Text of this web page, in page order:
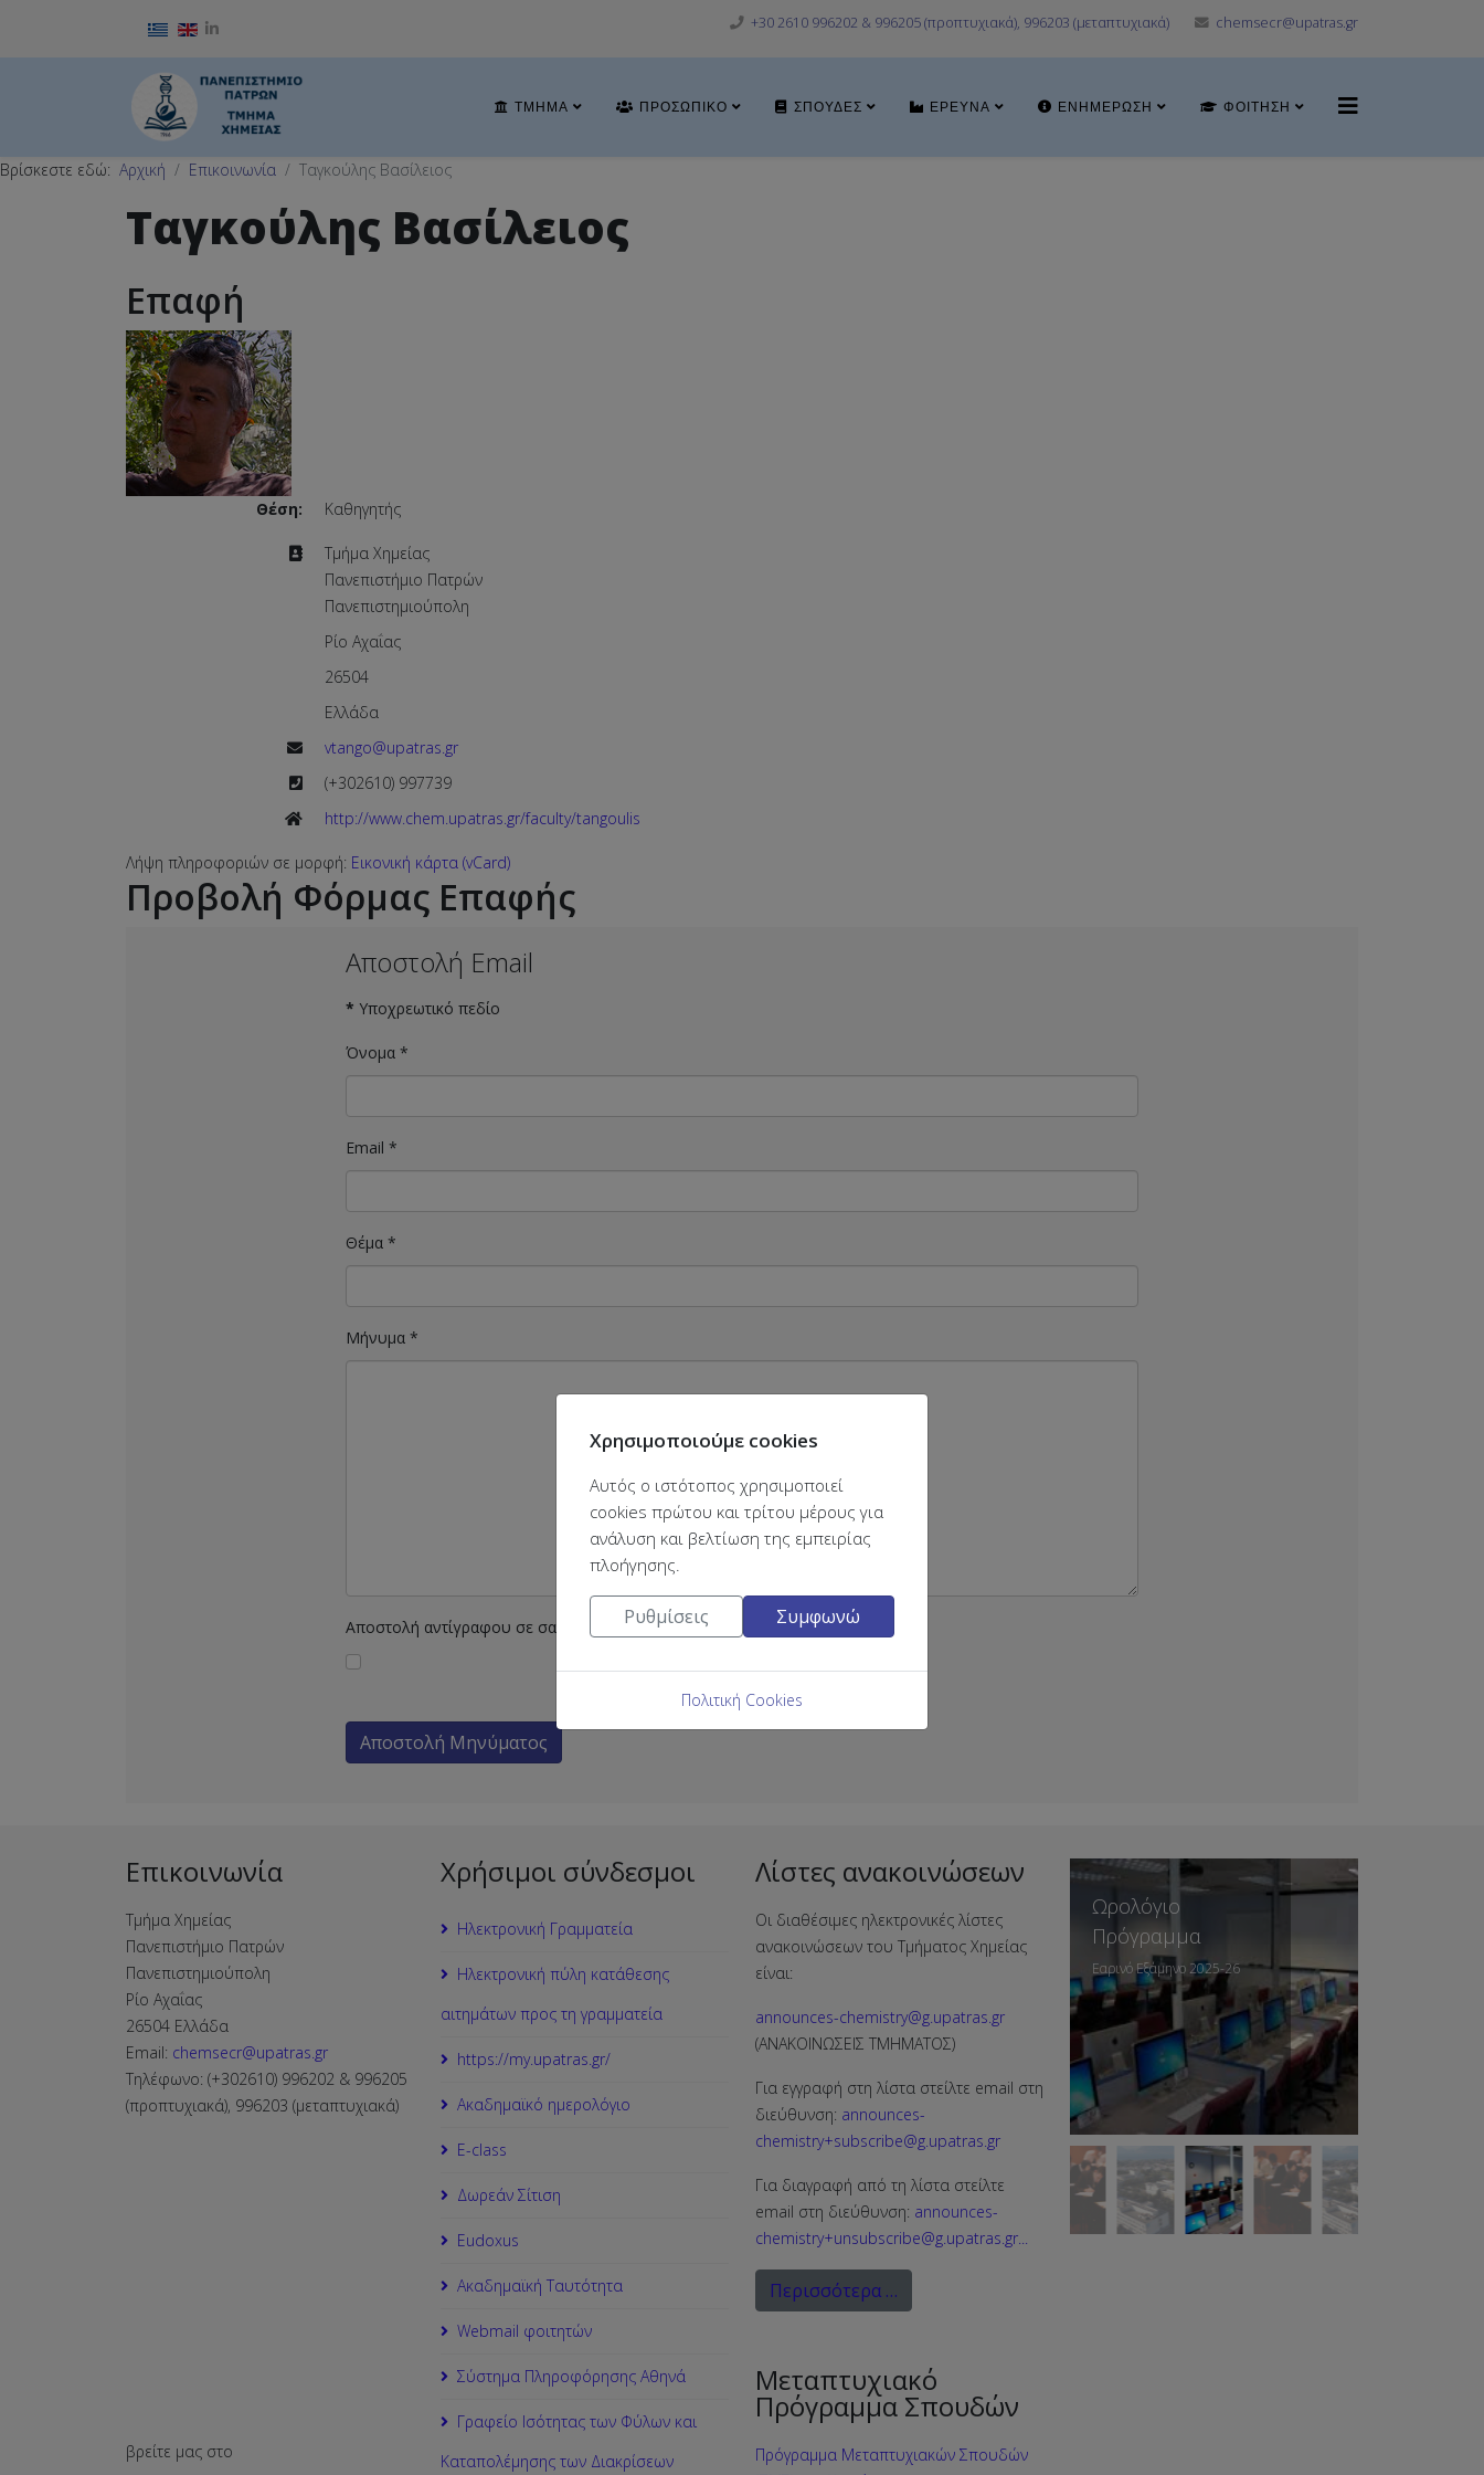
Επιλέξτε τη γλώσσα σας +30 2610 996202 & 996205 (προπτυχιακά), 996203 (μεταπτυχιακά) chemsecr@upatras.gr
ΤΜΉΜΑ ΠΡΟΣΩΠΙΚΌ ΣΠΟΥΔΈΣ ΈΡΕΥΝΑ ΕΝΗΜΈΡΩΣΗ ΦΟΊΤΗΣΗ
Βρίσκεστε εδώ: Αρχική Επικοινωνία Ταγκούλης Βασίλειος
Ταγκούλης Βασίλειος
Επαφή
Θέση: Καθηγητής
Διεύθυνση:
Τμήμα Χημείας
Πανεπιστήμιο Πατρών
Πανεπιστημιούπολη
Ρίο Αχαΐας
26504
Ελλάδα
Email:vtango@upatras.gr
Τηλέφωνο:
(+302610) 997739
Ιστότοπος:
http://www.chem.upatras.gr/faculty/tangoulis
Λήψη πληροφοριών σε μορφή: Εικονική κάρτα (vCard)
Προβολή Φόρμας Επαφής
Αποστολή Email
* Υποχρεωτικό πεδίο
Όνομα *
Email *
Θέμα *
Μήνυμα *
Αποστολή αντίγραφου σε σας
Αποστολή Μηνύματος
Επικοινωνία
Τμήμα Χημείας
Πανεπιστήμιο Πατρών
Πανεπιστημιούπολη
Ρίο Αχαΐας
26504 Ελλάδα
Email: chemsecr@upatras.gr
Τηλέφωνο: (+302610) 996202 & 996205
(προπτυχιακά), 996203 (μεταπτυχιακά)
βρείτε μας στο
Χρήσιμοι σύνδεσμοι
Ηλεκτρονική Γραμματεία
Ηλεκτρονική πύλη κατάθεσης
αιτημάτων προς τη γραμματεία
https://my.upatras.gr/
Ακαδημαϊκό ημερολόγιο
Ε-class
Δωρεάν Σίτιση
Εudoxus
Ακαδημαϊκή Ταυτότητα
Webmail φοιτητών
Σύστημα Πληροφόρησης Αθηνά
Γραφείο Ισότητας των Φύλων και
Καταπολέμησης των Διακρίσεων
Λίστες ανακοινώσεων
Οι διαθέσιμες ηλεκτρονικές λίστες
ανακοινώσεων του Τμήματος Χημείας
είναι:
announces-chemistry@g.upatras.gr
(ΑΝΑΚΟΙΝΩΣΕΙΣ ΤΜΗΜΑΤΟΣ)
Για εγγραφή στη λίστα στείλτε email στη
διεύθυνση: announces-
chemistry+subscribe@g.upatras.gr
Για διαγραφή από τη λίστα στείλτε
email στη διεύθυνση: announces-
chemistry+unsubscribe@g.upatras.gr...
Περισσότερα …
Μεταπτυχιακό
Πρόγραμμα Σπουδών
Πρόγραμμα Μεταπτυχιακών Σπουδών
Ωρολόγιο
Πρόγραμμα
Εαρινό Εξάμηνο 2025-26
Χρησιμοποιούμε cookies
Αυτός ο ιστότοπος χρησιμοποιεί
cookies πρώτου και τρίτου μέρους για
ανάλυση και βελτίωση της εμπειρίας
πλοήγησης.
Ρυθμίσεις Συμφωνώ
Πολιτική Cookies